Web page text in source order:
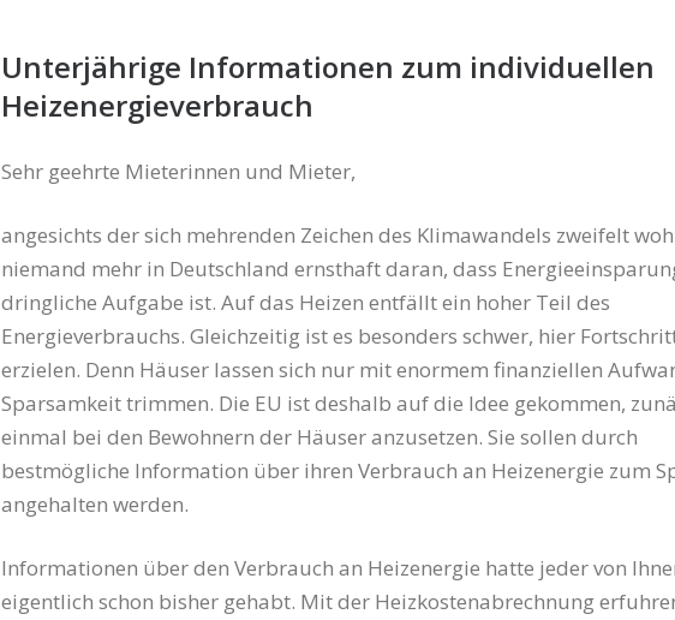
Unterjährige Informationen zum individuellen
Heizenergieverbrauch
Sehr geehrte Mieterinnen und Mieter,
angesichts der sich mehrenden Zeichen des Klimawandels zweifelt
niemand mehr in Deutschland ernsthaft daran, dass
dringliche Aufgabe ist. Auf das Heizen entfällt ein hoher Teil des
Energieverbrauchs. Gleichzeitig ist es besonders schwer, hier
erzielen. Denn Häuser lassen sich nur mit enormem finanziellen
Sparsamkeit trimmen. Die EU ist deshalb auf die Idee gekommen,
einmal bei den Bewohnern der Häuser anzusetzen. Sie sollen durch
bestmögliche Information über ihren Verbrauch an Heizenergie zum
angehalten werden.
Informationen über den Verbrauch an Heizenergie hatte jeder von
eigentlich schon bisher gehabt. Mit der Heizkostenabrechnung